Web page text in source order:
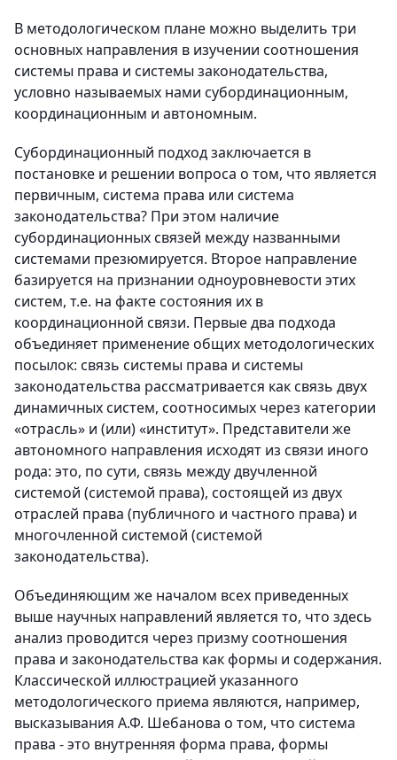
В методологическом плане можно выделить три
основных направления в изучении соотношения
системы права и системы законодательства,
условно называемых нами субординационным,
координационным и автономным.
Субординационный подход заключается в
постановке и решении вопроса о том, что является
первичным, система права или система
законодательства? При этом наличие
субординационных связей между названными
системами презюмируется. Второе направление
базируется на признании одноуровневости этих
систем, т.е. на факте состояния их в
координационной связи. Первые два подхода
объединяет применение общих методологических
посылок: связь системы права и системы
законодательства рассматривается как связь двух
динамичных систем, соотносимых через категории
«отрасль» и (или) «институт». Представители же
автономного направления исходят из связи иного
рода: это, по сути, связь между двучленной
системой (системой права), состоящей из двух
отраслей права (публичного и частного права) и
многочленной системой (системой
законодательства).
Объединяющим же началом всех приведенных
выше научных направлений является то, что здесь
анализ проводится через призму соотношения
права и законодательства как формы и содержания.
Классической иллюстрацией указанного
методологического приема являются, например,
высказывания А.Ф. Шебанова о том, что система
права - это внутренняя форма права, формы